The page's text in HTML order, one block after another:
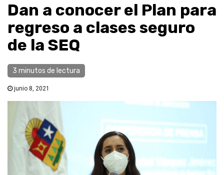
Dan a conocer el Plan para
regreso a clases seguro
de la SEQ
3 minutos de lectura
junio 8, 2021